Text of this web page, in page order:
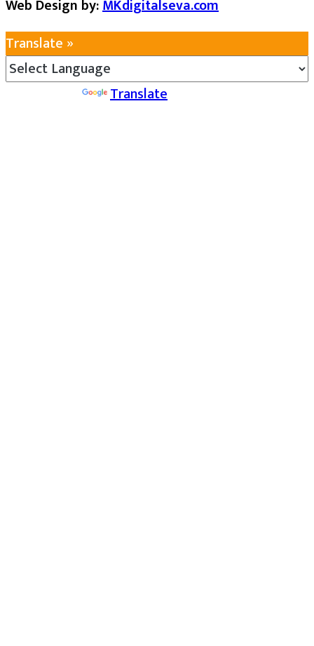
Web Design by:MKdigitalseva.com
Translate »
Translate